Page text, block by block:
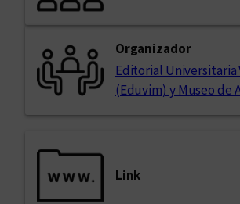
Organizador
Editorial Universitaria
(Eduvim) y Museo de
Link